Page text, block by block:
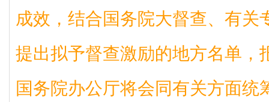
成效，结合国务院大督查、有关
提出拟予督查激励的地方名单，
国务院办公厅将会同有关方面统